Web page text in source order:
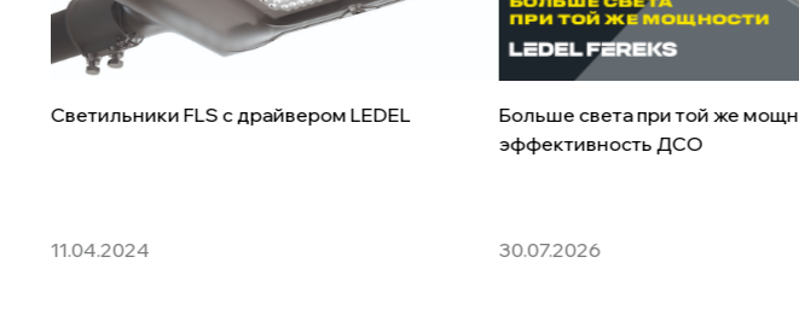
Светильники FLS с драйвером LEDEL
11.04.2024
Больше света при той же
эффективность ДСО
30.07.2026